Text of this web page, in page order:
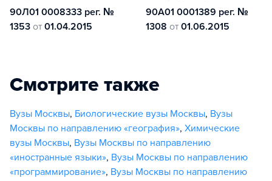
90Л01 0008333 рег. №
1353 от 01.04.2015
90А01 0001389 рег. №
1308 от 01.06.2015
Смотрите также
Вузы Москвы, Биологические вузы Москвы, Вузы
Москвы по направлению «география», Химические
вузы Москвы, Вузы Москвы по направлению
«иностранные языки», Вузы Москвы по направлению
«программирование», Вузы Москвы по направлению